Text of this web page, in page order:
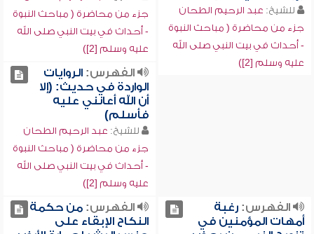
للشيخ: عبد الرحيم الطحان
جزء من محاضرة ( مباحث النبوة
- أحداث في بيت النبي صلى الله
عليه وسلم [2])
جزء من محاضرة ( مباحث النبوة
- أحداث في بيت النبي صلى الله
عليه وسلم [2])
الفهرس:الروايات
الواردة في حديث: (إلا
أن الله أعانني عليه
فأسلم)
للشيخ: عبد الرحيم الطحان
جزء من محاضرة ( مباحث النبوة
- أحداث في بيت النبي صلى الله
عليه وسلم [2])
الفهرس:رغبة
أمهات المؤمنين في
الفهرس:من حكمة
النكاح الإبقاء على